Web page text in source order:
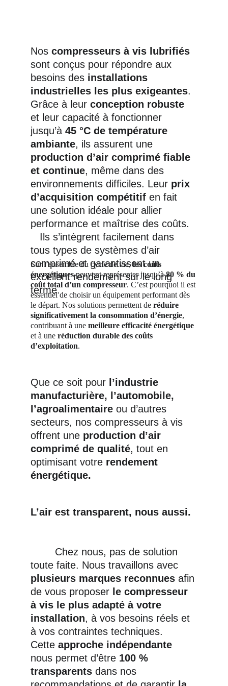
Nos compresseurs à vis lubrifiés
sont conçus pour répondre aux
besoins des installations
industrielles les plus exigeantes.
Grâce à leur conception robuste
et leur capacité à fonctionner
jusqu’à 45 °C de température
ambiante, ils assurent une
production d’air comprimé fiable
et continue, même dans des
environnements difficiles. Leur prix
d’acquisition compétitif en fait
une solution idéale pour allier
performance et maîtrise des coûts.
   Ils s’intègrent facilement dans
tous types de systèmes d’air
comprimé et garantissent un
excellent rendement sur le long
terme.
Sur l’ensemble du cycle de vie, les coûts
énergétiques peuvent représenter jusqu’à 80 % du
coût total d’un compresseur. C’est pourquoi il est
essentiel de choisir un équipement performant dès
le départ. Nos solutions permettent de réduire
significativement la consommation d’énergie,
contribuant à une meilleure efficacité énergétique
et à une réduction durable des coûts
d’exploitation.
Que ce soit pour l’industrie
manufacturière, l’automobile,
l’agroalimentaire ou d’autres
secteurs, nos compresseurs à vis
offrent une production d’air
comprimé de qualité, tout en
optimisant votre rendement
énergétique.
L’air est transparent, nous aussi.
Chez nous, pas de solution
toute faite. Nous travaillons avec
plusieurs marques reconnues afin
de vous proposer le compresseur
à vis le plus adapté à votre
installation, à vos besoins réels et
à vos contraintes techniques.
Cette approche indépendante
nous permet d’être 100 %
transparents dans nos